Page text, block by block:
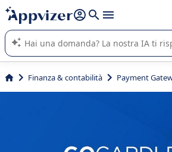
righe con
shift + enter
L'IA di Appvizer vi guida nell'utilizzo o nella
software SaaS per la vostra azienda.
Finanza & contabilità Payment